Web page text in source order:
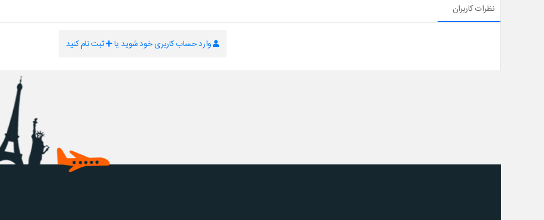
نظرات کاربران
وارد حساب کاربری خود شوید یا ثبت نام کنید